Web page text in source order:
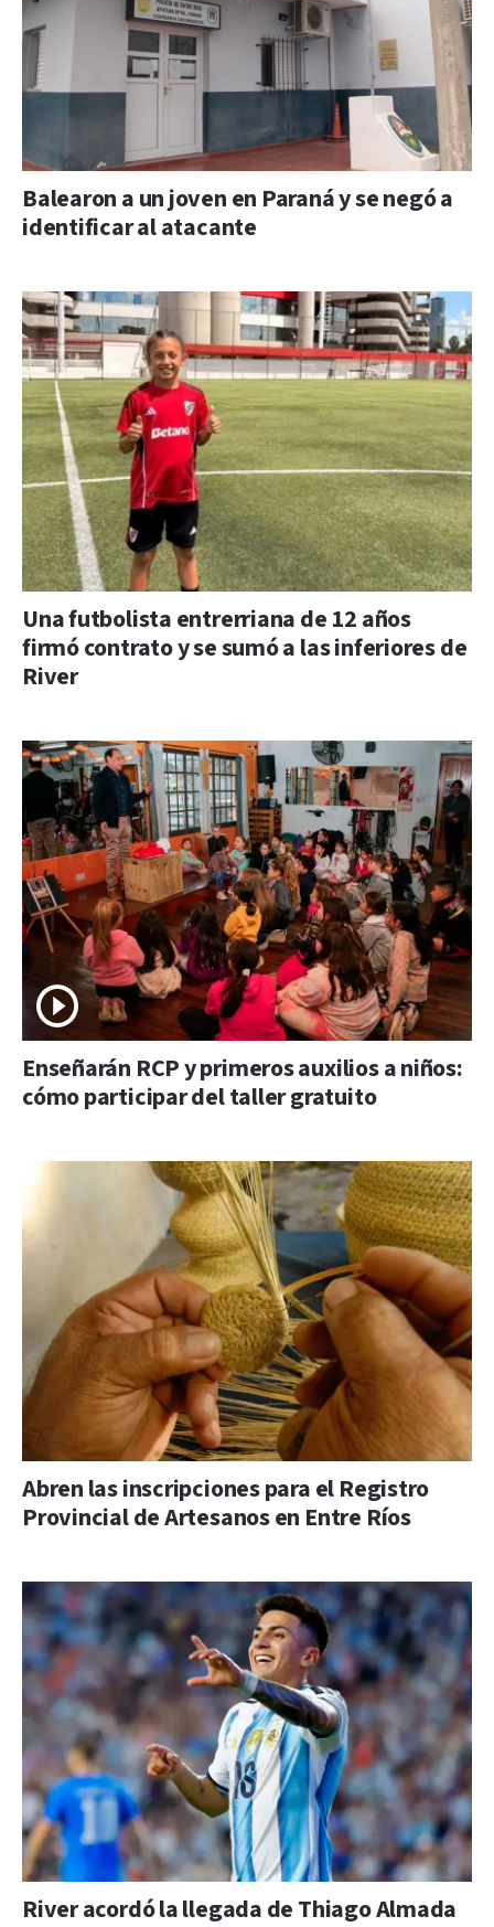
Balearon a un joven en Paraná y se negó a
identificar al atacante
Una futbolista entrerriana de 12 años
firmó contrato y se sumó a las inferiores de
River
Enseñarán RCP y primeros auxilios a niños:
cómo participar del taller gratuito
Abren las inscripciones para el Registro
Provincial de Artesanos en Entre Ríos
River acordó la llegada de Thiago Almada